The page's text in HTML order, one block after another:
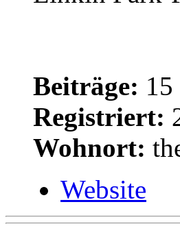
Beiträge: 15
Registriert:
Wohnort:
Website